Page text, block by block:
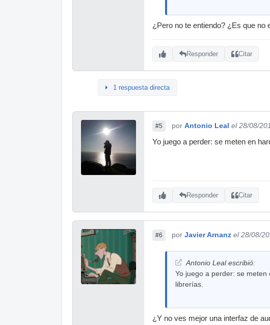
¿Pero no te entiendo? ¿Es que no
Responder Citar
1 respuesta directa
#5 por Antonio Leal el 28/08/
Yo juego a perder: se meten en
Responder Citar
#6 por Javier Arnanz el 28/08/
Antonio Leal escribió:
Yo juego a perder: se
librerías.
¿Y no ves mejor una interfaz de